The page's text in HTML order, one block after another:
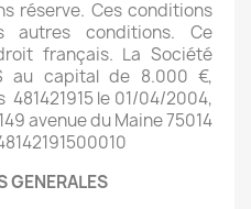
réserve. Ces conditions
autres conditions. Ce
français. La Société
au capital de 8.000 €,
481421915 le 01/04/2004,
avenue du Maine 75014
GENERALES